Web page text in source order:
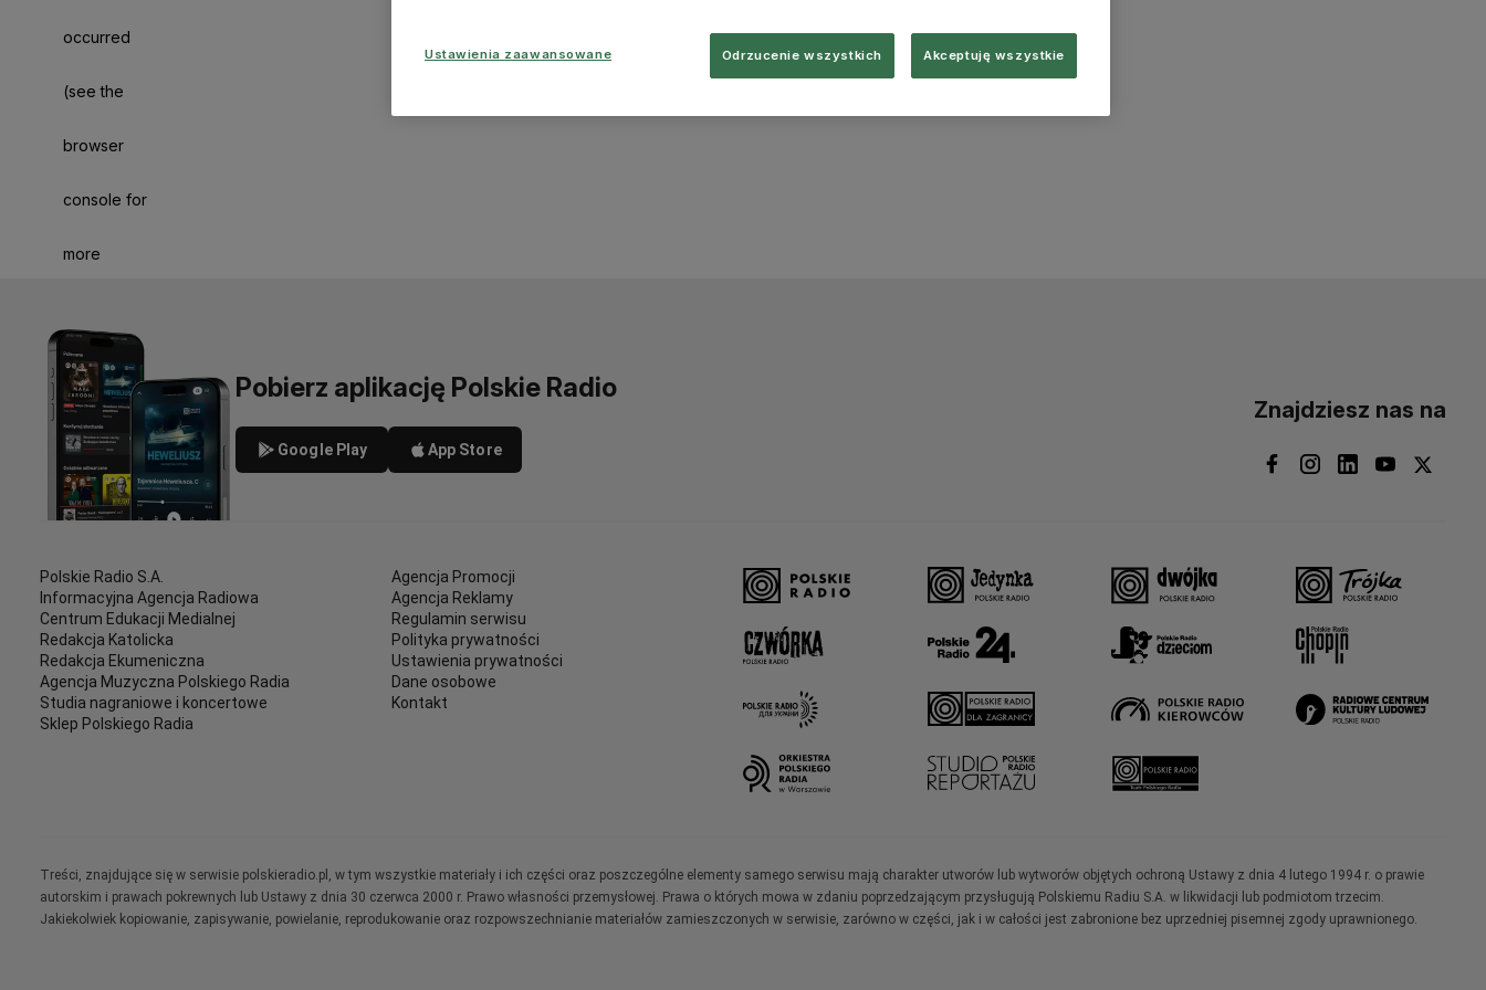
occurred
(see the
browser
console for
more
Pobierz aplikację Polskie Radio
Google Play App Store
Znajdziesz nas na
Polskie Radio S.A.
Informacyjna Agencja Radiowa
Centrum Edukacji Medialnej
Redakcja Katolicka
Redakcja Ekumeniczna
Agencja Muzyczna Polskiego Radia
Studia nagraniowe i koncertowe
Sklep Polskiego Radia
Agencja Promocji
Agencja Reklamy
Regulamin serwisu
Polityka prywatności
Ustawienia prywatności
Dane osobowe
Kontakt
Treści, znajdujące się w serwisie polskieradio.pl, w tym wszystkie materiały i ich części oraz poszczególne elementy samego serwisu mają charakter utworów lub wytworów objętych ochroną Ustawy z dnia 4 lutego 1994 r. o prawie
autorskim i prawach pokrewnych lub Ustawy z dnia 30 czerwca 2000 r. Prawo własności przemysłowej. Prawa o których mowa w zdaniu poprzedzającym przysługują Polskiemu Radiu S.A. w likwidacji lub podmiotom trzecim.
Jakiekolwiek kopiowanie, zapisywanie, powielanie, reprodukowanie oraz rozpowszechnianie materiałów zamieszczonych w serwisie, zarówno w części, jak i w całości jest zabronione bez uprzedniej pisemnej zgody uprawnionego.
Ustawienia zaawansowane Odrzucenie wszystkich Akceptuję wszystkie